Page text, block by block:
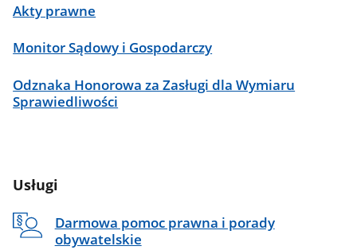
Akty prawne
Monitor Sądowy i Gospodarczy
Odznaka Honorowa za Zasługi dla Wymiaru
Sprawiedliwości
Usługi
Darmowa pomoc prawna i porady
obywatelskie